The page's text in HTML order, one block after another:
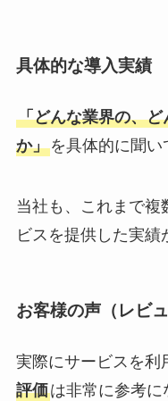
具体的な導入実績
「どんな業界の、
か」を具体的に聞い
当社も、これまで複
ビスを提供した実績
お客様の声（レビュ
実際にサービスを利
評価は非常に参考に